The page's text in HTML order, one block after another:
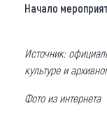
Начало
Источник:
культуре и
Фото из интернета